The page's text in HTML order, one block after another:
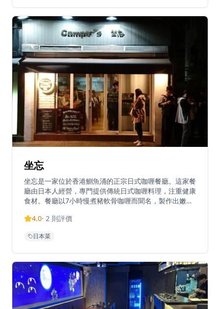
體驗的食客。建議提前訂座,可透過OpenRice、Resy和
Tock等平台預訂。
坐忘
坐忘是一家位於香港鰂魚涌的正宗日式咖喱餐廳。這家餐
廳由日本人經營，專門提供傳統日式咖喱料理，注重健康
食材。餐廳以7小時慢煮豬軟骨咖喱而聞名，製作出嫩滑
喱烏冬和蔬菜咖喱選擇。這家小餐廳大約有10張桌子，
冷烏冬選擇，帶來獨特的用餐體驗。餐廳營業時間為週一
為繁忙的鰂魚涌濱海街地區帶來了正宗的日式咖喱文化。
4.0· 2 則評價
日本菜